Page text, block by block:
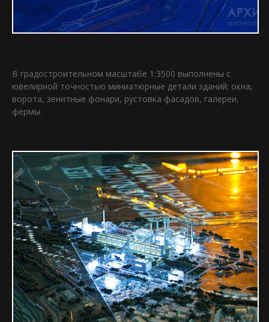
В градостроительном масштабе 1:3500 выполнены с
ювелирной точностью миниатюрные детали зданий: окна,
ворота, зенитные фонари, рустовка фасадов, галереи,
фермы.